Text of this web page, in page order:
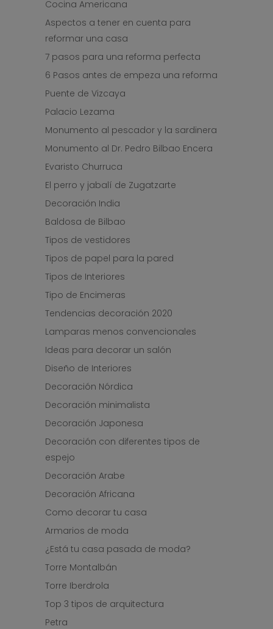
Cocina Americana
Aspectos a tener en cuenta para
reformar una casa
7 pasos para una reforma perfecta
6 Pasos antes de empeza una reforma
Puente de Vizcaya
Palacio Lezama
Monumento al pescador y la sardinera
Monumento al Dr. Pedro Bilbao Encera
Evaristo Churruca
El perro y jabalí de Zugatzarte
Decoración India
Baldosa de Bilbao
Tipos de vestidores
Tipos de papel para la pared
Tipos de Interiores
Tipo de Encimeras
Tendencias decoración 2020
Lamparas menos convencionales
Ideas para decorar un salón
Diseño de Interiores
Decoración Nórdica
Decoración minimalista
Decoración Japonesa
Decoración con diferentes tipos de
espejo
Decoración Arabe
Decoración Africana
Como decorar tu casa
Armarios de moda
¿Está tu casa pasada de moda?
Torre Montalbán
Torre Iberdrola
Top 3 tipos de arquitectura
Petra